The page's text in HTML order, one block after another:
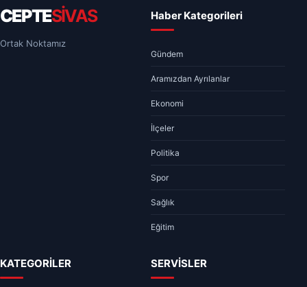
CEPTESİVAS
Ortak Noktamız
Haber Kategorileri
Gündem
Aramızdan Ayrılanlar
Ekonomi
İlçeler
Politika
Spor
Sağlık
Eğitim
KATEGORİLER SERVİSLER